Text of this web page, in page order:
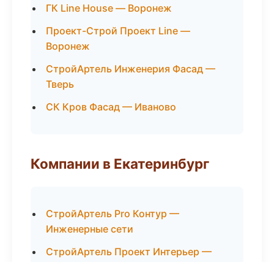
ГК Line House — Воронеж
Проект-Строй Проект Line —
Воронеж
СтройАртель Инженерия Фасад —
Тверь
СК Кров Фасад — Иваново
Компании в Екатеринбург
СтройАртель Pro Контур —
Инженерные сети
СтройАртель Проект Интерьер —